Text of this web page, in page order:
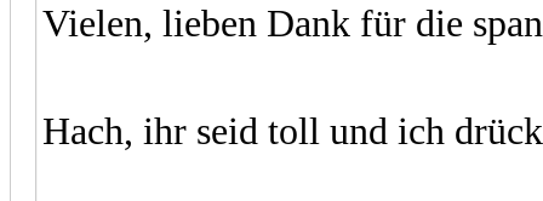
Vielen, lieben Dank für die
Hach, ihr seid toll und ich